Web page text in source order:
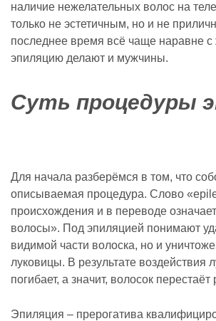
наличие нежелательных волос на
только не эстетичным, но и не
последнее время всё чаще наравне
эпиляцию делают и мужчины.
Суть процедуры
Для начала разберёмся в том, что
описываемая процедура. Слово
происхождения и в переводе
волосы». Под эпиляцией понимают
видимой части волоска, но и
луковицы. В результате воздействия
погибает, а значит, волосок перестаёт
Эпиляция – прерогатива